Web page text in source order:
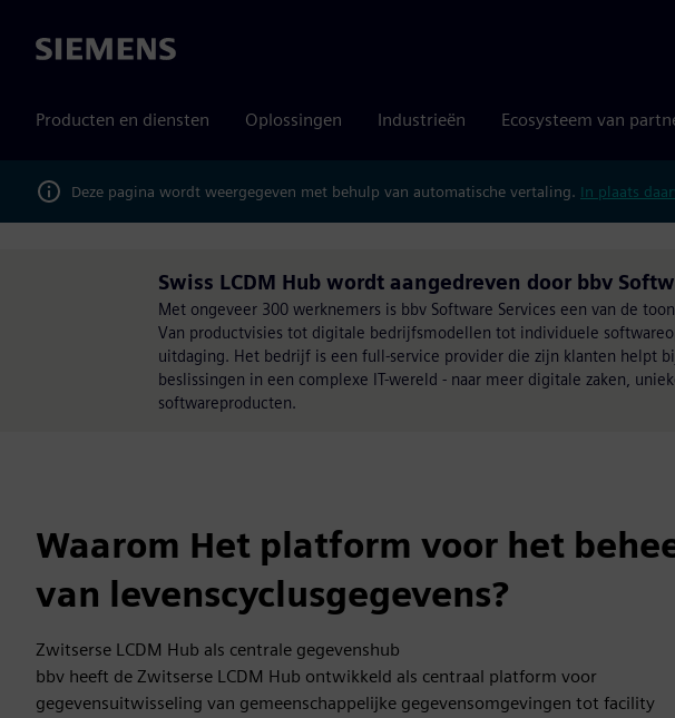
Siemens
Producten en diensten Oplossingen Industrieën Ecosysteem van
Deze pagina wordt weergegeven met behulp van automatische vertaling. In plaats
Swiss LCDM Hub wordt aangedreven door bbv
Met ongeveer 300 werknemers is bbv Software Services een van de
Van productvisies tot digitale bedrijfsmodellen tot individuele
uitdaging. Het bedrijf is een full-service provider die zijn klanten helpt
beslissingen in een complexe IT-wereld - naar meer digitale zaken,
softwareproducten.
Waarom Het platform voor het
van levenscyclusgegevens?
Zwitserse LCDM Hub als centrale gegevenshub
bbv heeft de Zwitserse LCDM Hub ontwikkeld als centraal platform voor
gegevensuitwisseling van gemeenschappelijke gegevensomgevingen tot facility